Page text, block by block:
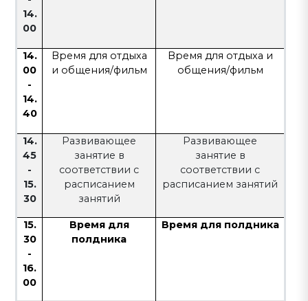
14.
00
14.
00
-
14.
40
Время для отдыха
и общения/фильм
Время для отдыха и
общения/фильм
14.
45
-
15.
30
Развивающее
занятие в
соответствии с
расписанием
занятий
Развивающее
занятие в
соответствии с
расписанием занятий
15.
30
-
16.
00
Время для
полдника
Время для полдника